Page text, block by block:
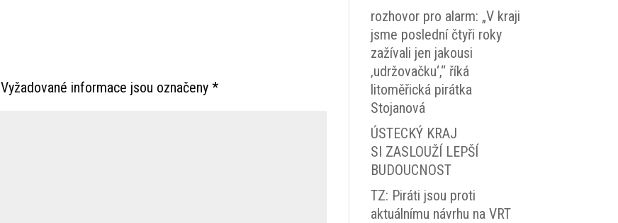
Vyžadované informace jsou označeny*
rozhovor pro alarm: „V kraji
jsme poslední čtyři roky
zažívali jen jakousi
‚udržovačku‘,“ říká
litoměřická pirátka
Stojanová
ÚSTECKÝ KRAJ
SI ZASLOUŽÍ LEPŠÍ
BUDOUCNOST
TZ: Piráti jsou proti
aktuálnímu návrhu na VRT